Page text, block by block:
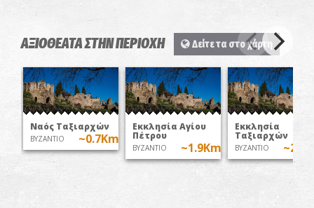
ΑΞΙΟΘΕΑΤΑ ΣΤΗΝ ΠΕΡΙΟΧΗ Δείτε τα στο χάρτη
Ναός Ταξιαρχών
ΒΥΖΑΝΤΙΟ ~0.7Km
Εκκλησία Αγίου
Πέτρου
ΒΥΖΑΝΤΙΟ ~1.9Km
Εκκλησία
Ταξιαρχών
ΒΥΖΑΝΤΙΟ